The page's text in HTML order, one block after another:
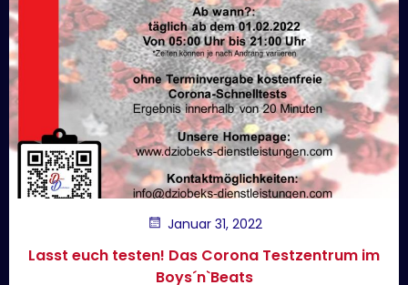
Januar 31, 2022
Lasst euch testen! Das Corona Testzentrum im
Boys´n`Beats